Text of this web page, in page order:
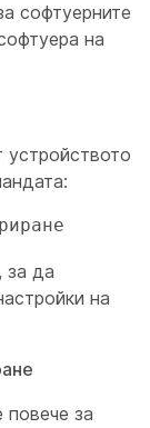
софтуерните
на
за да
на
повече за